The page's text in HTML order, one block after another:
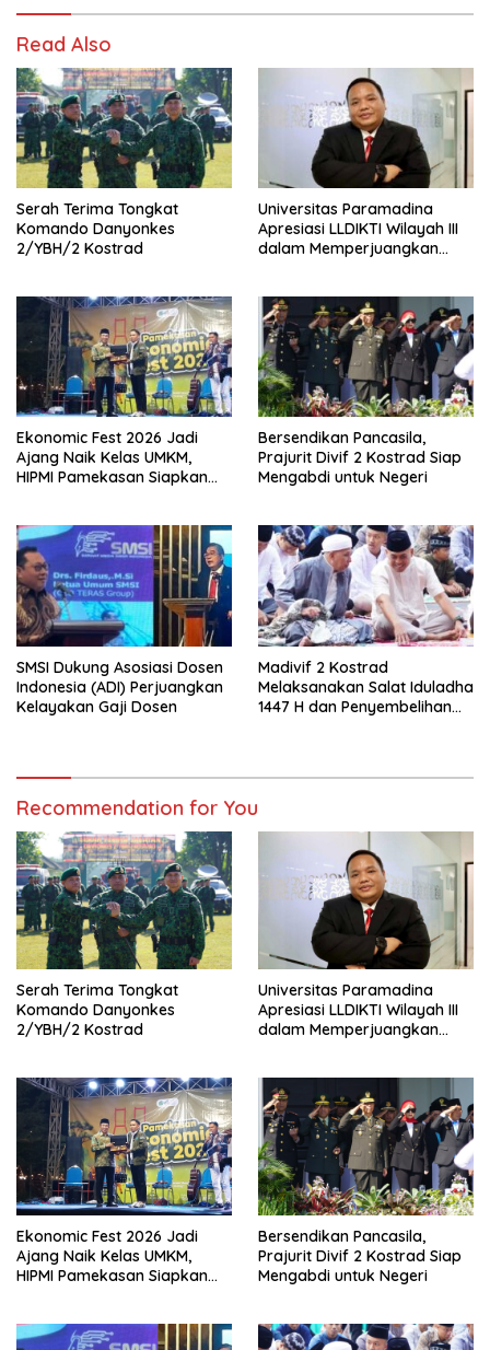
Read Also
Serah Terima Tongkat
Komando Danyonkes
2/YBH/2 Kostrad
Universitas Paramadina
Apresiasi LLDIKTI Wilayah III
dalam Memperjuangkan
Ekonomic Fest 2026 Jadi
Ajang Naik Kelas UMKM,
HIPMI Pamekasan Siapkan
Bersendikan Pancasila,
Prajurit Divif 2 Kostrad Siap
Mengabdi untuk Negeri
SMSI Dukung Asosiasi Dosen
Indonesia (ADI) Perjuangkan
Kelayakan Gaji Dosen
Madivif 2 Kostrad
Melaksanakan Salat Iduladha
1447 H dan Penyembelihan
Recommendation for You
Serah Terima Tongkat
Komando Danyonkes
2/YBH/2 Kostrad
Universitas Paramadina
Apresiasi LLDIKTI Wilayah III
dalam Memperjuangkan
Ekonomic Fest 2026 Jadi
Ajang Naik Kelas UMKM,
HIPMI Pamekasan Siapkan
Bersendikan Pancasila,
Prajurit Divif 2 Kostrad Siap
Mengabdi untuk Negeri